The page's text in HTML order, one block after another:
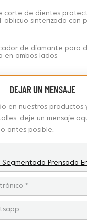
corte de dientes
oblicuo sinterizado con
de diamante para
en ambos lados
DEJAR UN MENSAJE
en nuestros productos
deje un mensaje
antes posible.